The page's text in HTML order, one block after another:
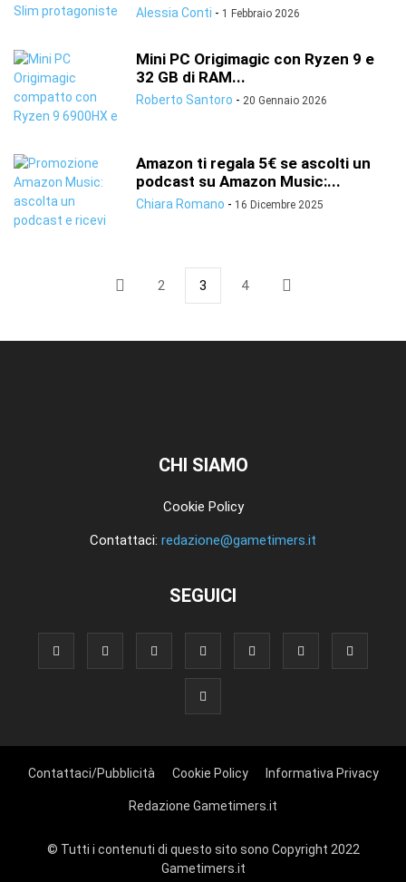
Alessia Conti - 1 Febbraio 2026
Mini PC Origimagic con Ryzen 9 e
32 GB di RAM...
Roberto Santoro - 20 Gennaio 2026
Amazon ti regala 5€ se ascolti un
podcast su Amazon Music:...
Chiara Romano - 16 Dicembre 2025
2 3 4
CHI SIAMO
Cookie Policy
Contattaci: redazione@gametimers.it
SEGUICI
Contattaci/Pubblicità Cookie Policy Informativa Privacy
Redazione Gametimers.it
© Tutti i contenuti di questo sito sono Copyright 2022
Gametimers.it